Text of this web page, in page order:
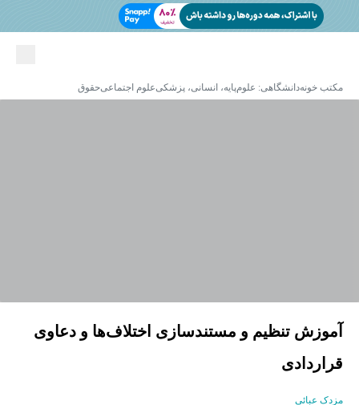
مکتب خونهدانشگاهی: علوم‌پایه، انسانی، پزشکیعلوم اجتماعیحقوق
آموزش تنظیم و مستندسازی اختلاف‌ها و دعاوی
قراردادی
مزدک عبائی